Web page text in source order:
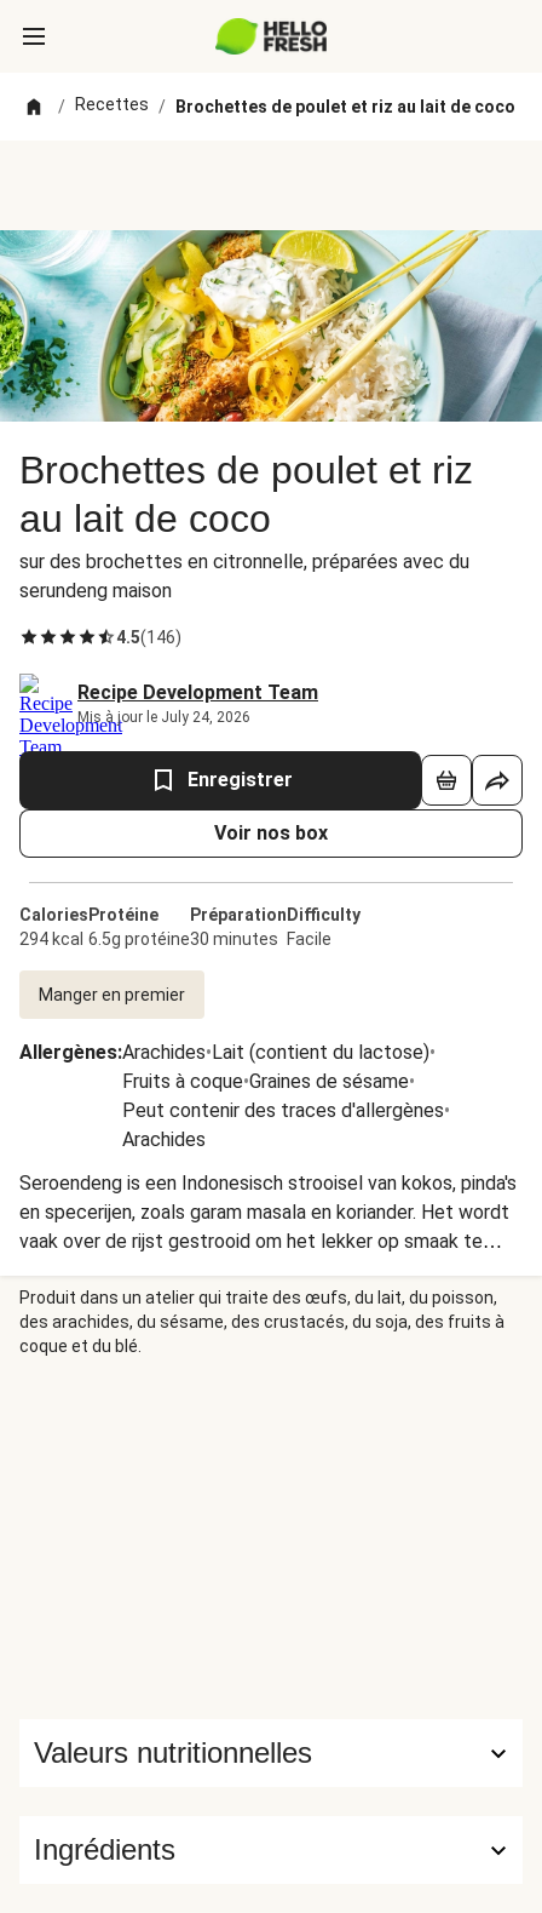
/ Recettes / Brochettes de poulet et riz au lait de coco
Brochettes de poulet et riz
au lait de coco
sur des brochettes en citronnelle, préparées avec du
serundeng maison
4.5(146)
Recipe Development Team
Mis à jour le July 24, 2026
Enregistrer
Voir nos box
Calories
294 kcal
Protéine
6.5g protéine
Préparation
30 minutes
Difficulty
Facile
Manger en premier
Allergènes:Arachides•Lait (contient du lactose)•
Fruits à coque•Graines de sésame•
Peut contenir des traces d'allergènes•
Arachides
Seroendeng is een Indonesisch strooisel van kokos, pinda's
en specerijen, zoals garam masala en koriander. Het wordt
vaak over de rijst gestrooid om het lekker op smaak te
brengen. De kipspiezen krijgen veel smaak door de sereh,
oftewel citroengras - zodra je het kneust en ruikt, snap je
waar die naam vandaan komt.
Produit dans un atelier qui traite des œufs, du lait, du poisson,
des arachides, du sésame, des crustacés, du soja, des fruits à
coque et du blé.
Ingrédients
Valeurs nutritionnelles